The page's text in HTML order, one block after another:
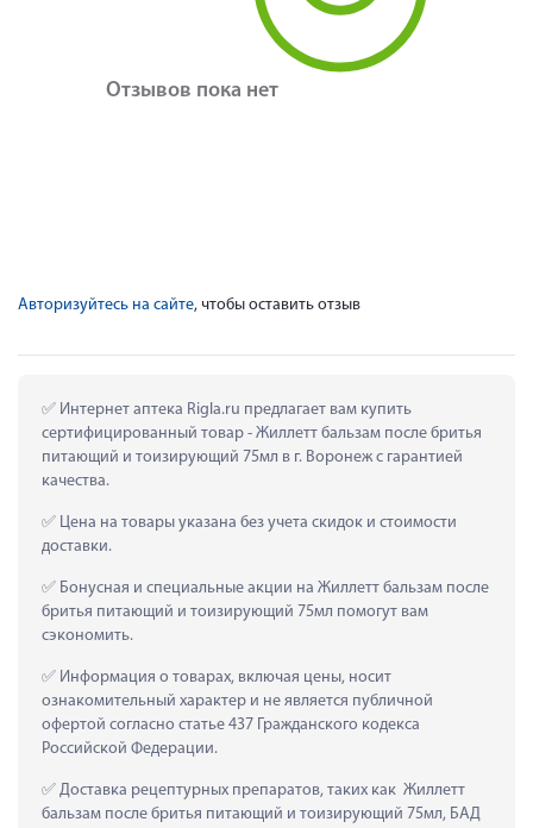
Отзывов пока нет
Авторизуйтесь на сайте, чтобы оставить отзыв
Интернет аптека Rigla.ru предлагает вам купить
сертифицированный товар - Жиллетт бальзам после бритья
питающий и тоизирующий 75мл в г. Воронеж с гарантией
качества.
Цена на товары указана без учета скидок и стоимости
доставки.
Бонусная и специальные акции на Жиллетт бальзам после
бритья питающий и тоизирующий 75мл помогут вам
сэкономить.
Информация о товарах, включая цены, носит
ознакомительный характер и не является публичной
офертой согласно статье 437 Гражданского кодекса
Российской Федерации.
Доставка рецептурных препаратов, таких как  Жиллетт
бальзам после бритья питающий и тоизирующий 75мл, БАД